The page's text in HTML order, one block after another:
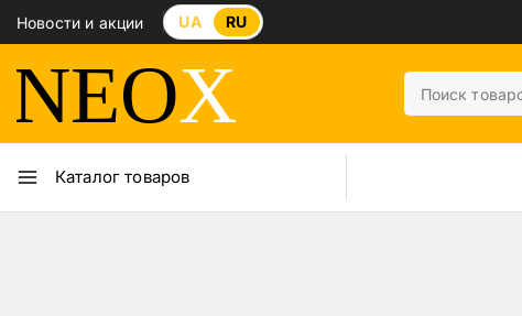
Новости и акции UA RU
Каталог товаров